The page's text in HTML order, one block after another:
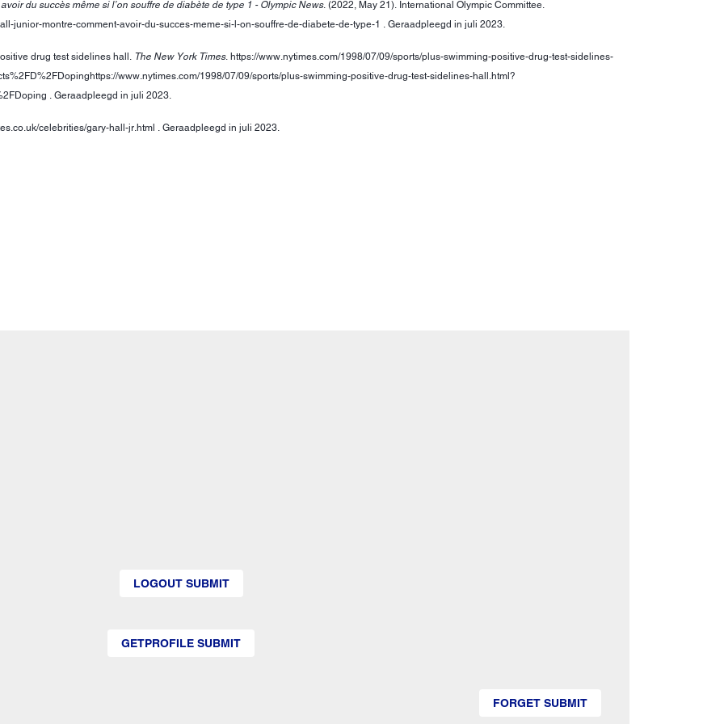
du succès même si l’on souffre de diabète de type 1 - Olympic News. (2022, May 21). International Olympic Committee.
junior-montre-comment-avoir-du-succes-meme-si-l-on-souffre-de-diabete-de-type-1 . Geraadpleegd in juli 2023.
drug test sidelines hall. The New York Times. https://www.nytimes.com/1998/07/09/sports/plus-swimming-positive-drug-test-sidelines-
www.nytimes.com/1998/07/09/sports/plus-swimming-positive-drug-test-sidelines-hall.html?
. Geraadpleegd in juli 2023.
celebrities/gary-hall-jr.html . Geraadpleegd in juli 2023.
LOGOUT SUBMIT
GETPROFILE SUBMIT
FORGET SUBMIT